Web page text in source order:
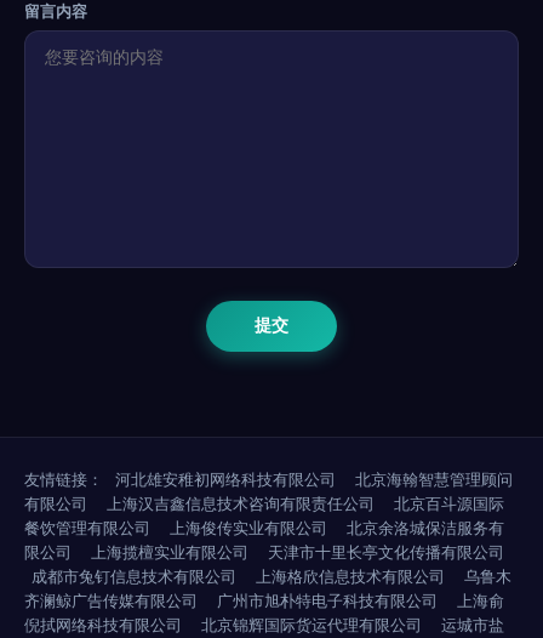
留言内容
友情链接： 河北雄安稚初网络科技有限公司
北京海翰智慧管理顾问
有限公司
上海汉吉鑫信息技术咨询有限责任公司
北京百斗源国际
餐饮管理有限公司
上海俊传实业有限公司
北京余洛城保洁服务有
限公司
上海揽檀实业有限公司
天津市十里长亭文化传播有限公司
成都市兔钉信息技术有限公司
上海格欣信息技术有限公司
乌鲁木
齐澜鲸广告传媒有限公司
广州市旭朴特电子科技有限公司
上海俞
倪拭网络科技有限公司
北京锦辉国际货运代理有限公司
运城市盐